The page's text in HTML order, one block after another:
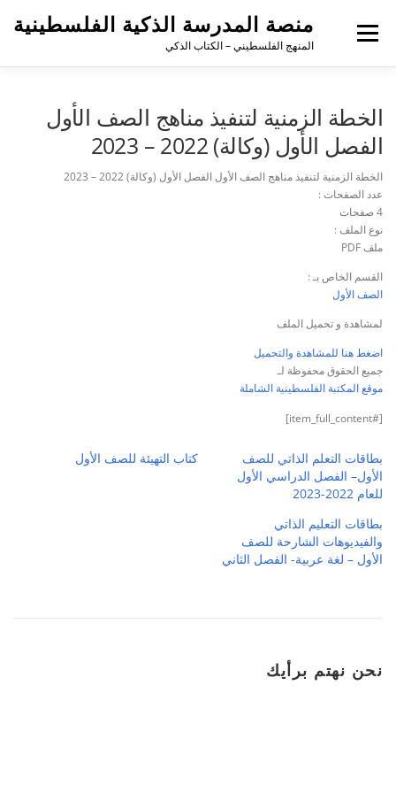
منصة المدرسة الذكية الفلسطينية
المنهج الفلسطيني – الكتاب الذكي
القائمة
الخطة الزمنية لتنفيذ مناهج الصف الأول
الفصل الأول (وكالة) 2022 – 2023
الخطة الزمنية لتنفيذ مناهج الصف الأول الفصل الأول (وكالة) 2022 – 2023
عدد الصفحات :
4 صفحات
نوع الملف :
ملف PDF
القسم الخاص بـ :
الصف الأول
لمشاهدة و تحميل الملف
اضغط هنا للمشاهدة والتحميل
جميع الحقوق محفوظة لـ
موقع المكتبة الفلسطينية الشاملة
[#item_full_content]
بطاقات التعلم الذاتي للصف
الأول– الفصل الدراسي الأول
للعام 2022-2023
كتاب التهيئة للصف الأول
بطاقات التعليم الذاتي
والفيديوهات الشارحة للصف
الأول – لغة عربية- الفصل الثاني
نحن نهتم برأيك